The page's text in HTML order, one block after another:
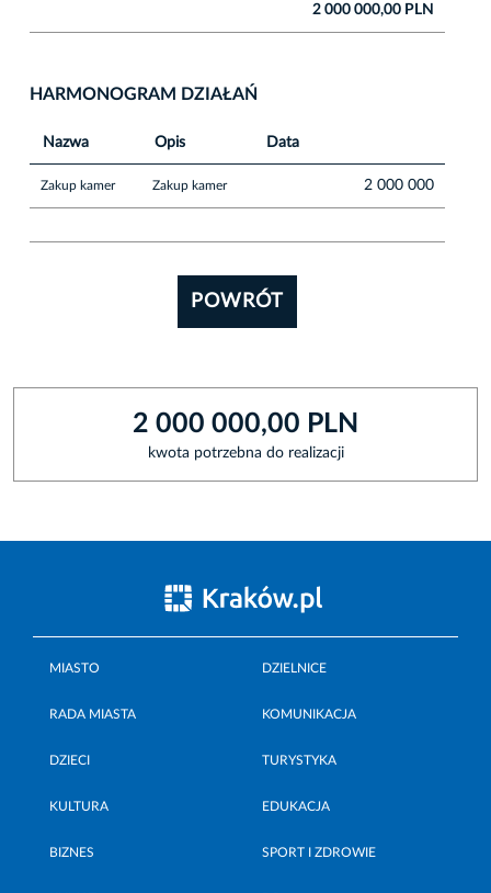
2 000 000,00 PLN
HARMONOGRAM DZIAŁAŃ
Nazwa Opis Data
Zakup kamer Zakup kamer 2 000 000
POWRÓT
2 000 000,00 PLN
kwota potrzebna do realizacji
MIASTO DZIELNICE
RADA MIASTA KOMUNIKACJA
DZIECI TURYSTYKA
KULTURA EDUKACJA
BIZNES SPORT I ZDROWIE